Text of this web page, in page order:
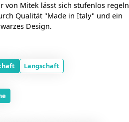
von Mitek lässt sich stufenlos regeln
Qualität "Made in Italy" und ein
Design.
Langschaft